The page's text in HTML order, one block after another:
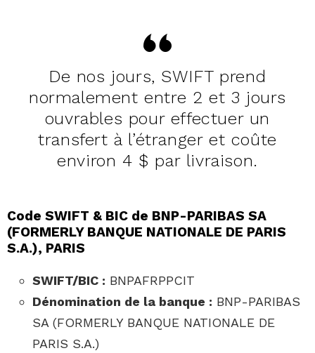
De nos jours, SWIFT prend
normalement entre 2 et 3 jours
ouvrables pour effectuer un
transfert à l’étranger et coûte
environ 4 $ par livraison.
Code SWIFT & BIC de BNP-PARIBAS SA
(FORMERLY BANQUE NATIONALE DE PARIS
S.A.), PARIS
SWIFT/BIC : BNPAFRPPCIT
Dénomination de la banque : BNP-PARIBAS
SA (FORMERLY BANQUE NATIONALE DE
PARIS S.A.)